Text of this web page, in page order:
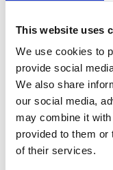
This website uses
We use cookies to
provide social
We also share
our social media,
may combine it
provided to them or
of their services.
Creatio
Kódolás
platform,
harmadik